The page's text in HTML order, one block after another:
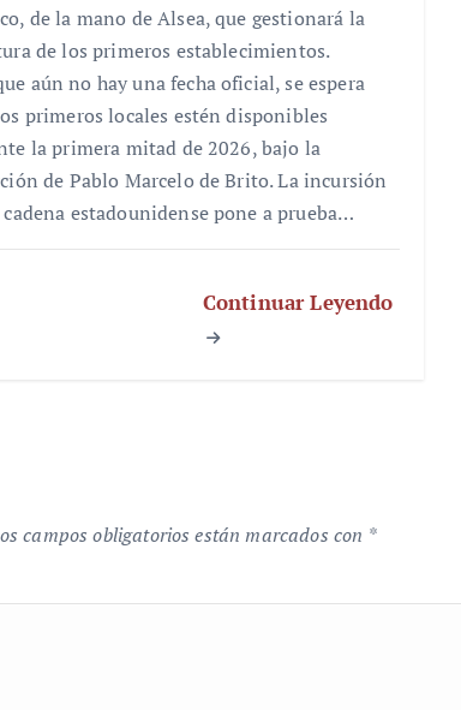
de la mano de Alsea, que gestionará la
de los primeros establecimientos.
aún no hay una fecha oficial, se espera
primeros locales estén disponibles
la primera mitad de 2026, bajo la
de Pablo Marcelo de Brito. La incursión
cadena estadounidense pone a prueba…
Continuar Leyendo
campos obligatorios están marcados con *